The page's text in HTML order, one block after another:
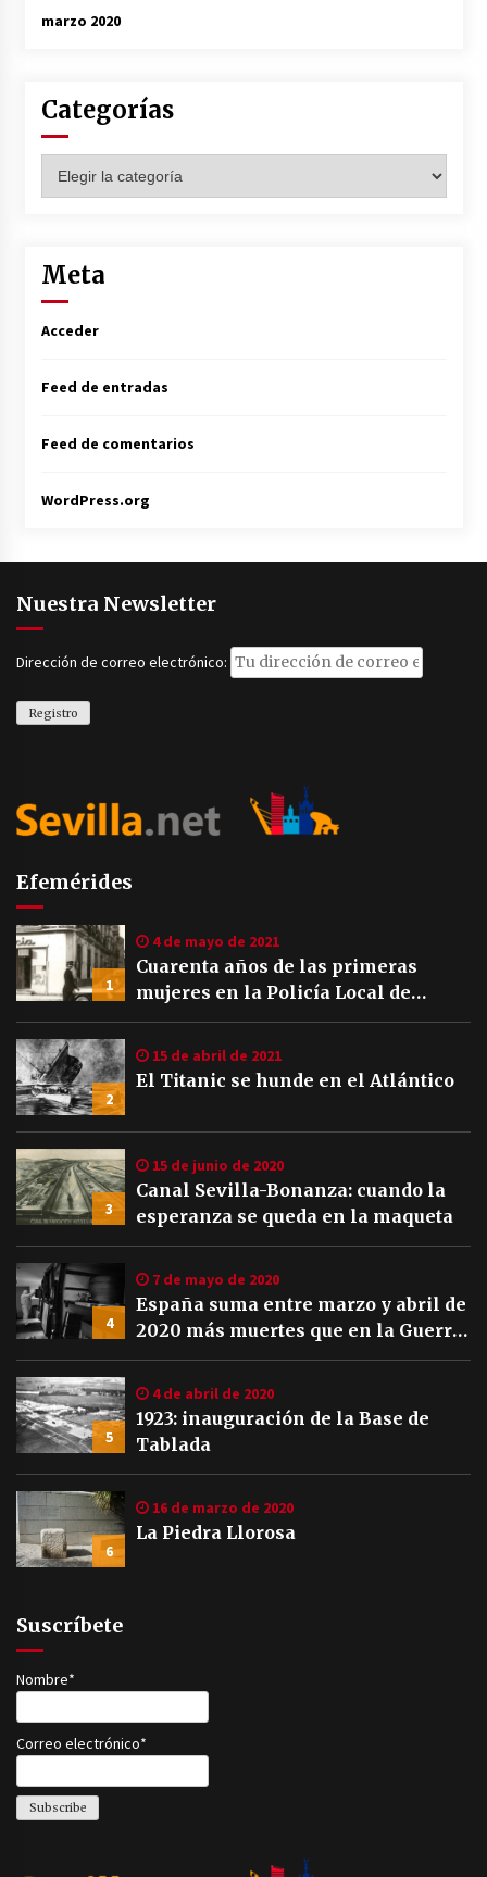
marzo 2020
Categorías
Meta
Acceder
Feed de entradas
Feed de comentarios
WordPress.org
Nuestra Newsletter
Dirección de correo electrónico:
Efemérides
1
4 de mayo de 2021
Cuarenta años de las primeras
mujeres en la Policía Local de
Sevilla
2
15 de abril de 2021
El Titanic se hunde en el Atlántico
3
15 de junio de 2020
Canal Sevilla-Bonanza: cuando la
esperanza se queda en la maqueta
4
7 de mayo de 2020
España suma entre marzo y abril de
2020 más muertes que en la Guerra
Civil
5
4 de abril de 2020
1923: inauguración de la Base de
Tablada
6
16 de marzo de 2020
La Piedra Llorosa
Suscríbete
Nombre*
Correo electrónico*